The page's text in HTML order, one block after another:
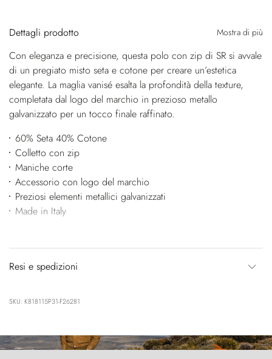
Dettagli prodotto Mostra di più
Con eleganza e precisione, questa polo con zip di SR si avvale
di un pregiato misto seta e cotone per creare un’estetica
elegante. La maglia vanisé esalta la profondità della texture,
completata dal logo del marchio in prezioso metallo
galvanizzato per un tocco finale raffinato.
60% Seta 40% Cotone
Colletto con zip
Maniche corte
Accessorio con logo del marchio
Preziosi elementi metallici galvanizzati
Made in Italy
Resi e spedizioni
SKU: K818115P31-F26281